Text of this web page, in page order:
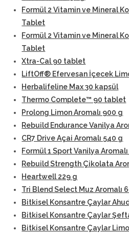
Formül 2 Vitamin ve Mineral
Tablet
Formül 2 Vitamin ve Mineral
Tablet
Xtra-Cal 90 tablet
LiftOff® Efervesan İçecek
Herbalifeline Max 30 kapsül
Thermo Complete™ 90 tablet
Prolong Limon Aromalı 900 g
Rebuild Endurance Vanilya
CR7 Drive Açai Aromalı 540 g
Formül 1 Sport Vanilya
Rebuild Strength Çikolata
Heartwell 229 g
Tri Blend Select Muz Aromalı
Bitkisel Konsantre Çaylar
Bitkisel Konsantre Çaylar
Bitkisel Konsantre Çaylar